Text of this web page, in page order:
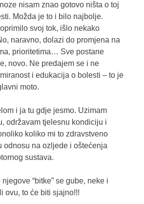
nisam znao gotovo ništa o toj
Možda je to i bilo najbolje.
svoj tok, išlo nekako
naravno, dolazi do promjena na
prioritetima… Sve postane
novo. Ne predajem se i ne
i edukacija o bolesti – to je
moto.
i ja tu gdje jesmo. Uzimam
održavam tjelesnu kondiciju i
koliko mi to zdravstveno
odnosu na ozljede i oštećenja
sustava.
“bitke” se gube, neke i
ovu, to će biti sjajno!!!